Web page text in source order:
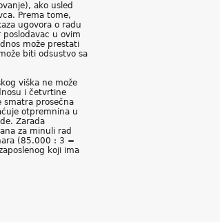
ako usled
Prema tome,
ugovora o radu
u ovim
može prestati
biti odsustvo sa
viška ne može
i četvrtine
smatra prosečna
otpremnina u
Zarada
za minuli rad
(85.000 : 3 =
koji ima